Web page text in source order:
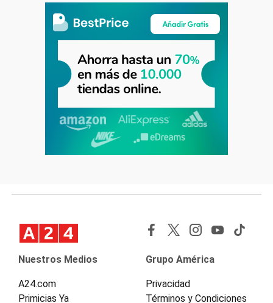
Nuestros Medios
A24.com
Primicias Ya
Grupo América
Privacidad
Términos y Condiciones